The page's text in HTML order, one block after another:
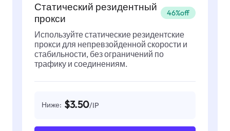
Статический резидентный
прокси
46%off
Используйте статические резидентские
прокси для непревзойденной скорости и
стабильности, без ограничений по
трафику и соединениям.
Ниже: $3.50/IP